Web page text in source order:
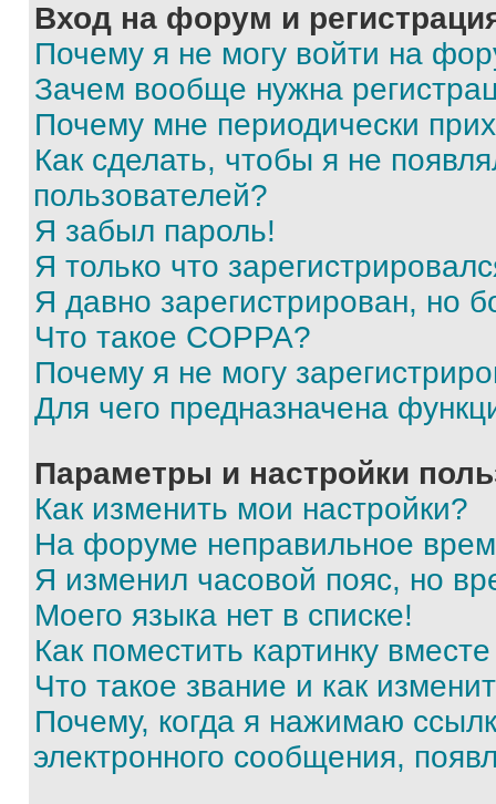
Вход на форум и
Почему я не могу войти на
Зачем вообще нужна
Почему мне периодически
Как сделать, чтобы я не
пользователей?
Я забыл пароль!
Я только что
Я давно зарегистрирован, но
Что такое COPPA?
Почему я не могу
Для чего предназначена
Параметры и настройки
Как изменить мои настройки?
На форуме неправильное
Я изменил часовой пояс, но
Моего языка нет в списке!
Как поместить картинку
Что такое звание и как
Почему, когда я нажимаю
электронного сообщения,